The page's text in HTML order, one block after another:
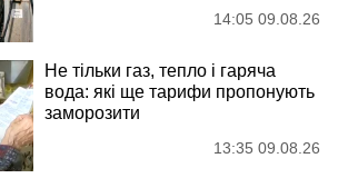
14:05 09.08.26
Не тільки газ, тепло і гаряча
вода: які ще тарифи пропонують
заморозити
13:35 09.08.26